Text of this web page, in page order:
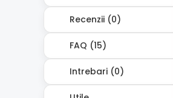
Recenzii (0)
FAQ (15)
Intrebari (0)